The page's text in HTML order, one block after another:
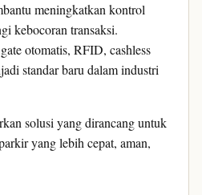
meningkatkan kontrol
kebocoran transaksi.
otomatis, RFID, cashless
standar baru dalam industri
solusi yang dirancang untuk
yang lebih cepat, aman,